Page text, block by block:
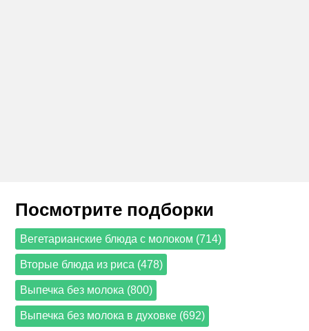
Посмотрите подборки
Вегетарианские блюда с молоком (714)
Вторые блюда из риса (478)
Выпечка без молока (800)
Выпечка без молока в духовке (692)